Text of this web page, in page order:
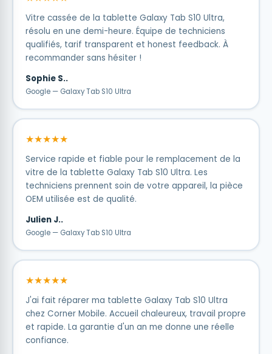
Vitre cassée de la tablette Galaxy Tab S10 Ultra,
résolu en une demi-heure. Équipe de techniciens
qualifiés, tarif transparent et honest feedback. À
recommander sans hésiter !
Sophie S..
Google — Galaxy Tab S10 Ultra
★★★★★
Service rapide et fiable pour le remplacement de la
vitre de la tablette Galaxy Tab S10 Ultra. Les
techniciens prennent soin de votre appareil, la pièce
OEM utilisée est de qualité.
Julien J..
Google — Galaxy Tab S10 Ultra
★★★★★
J'ai fait réparer ma tablette Galaxy Tab S10 Ultra
chez Corner Mobile. Accueil chaleureux, travail propre
et rapide. La garantie d'un an me donne une réelle
confiance.